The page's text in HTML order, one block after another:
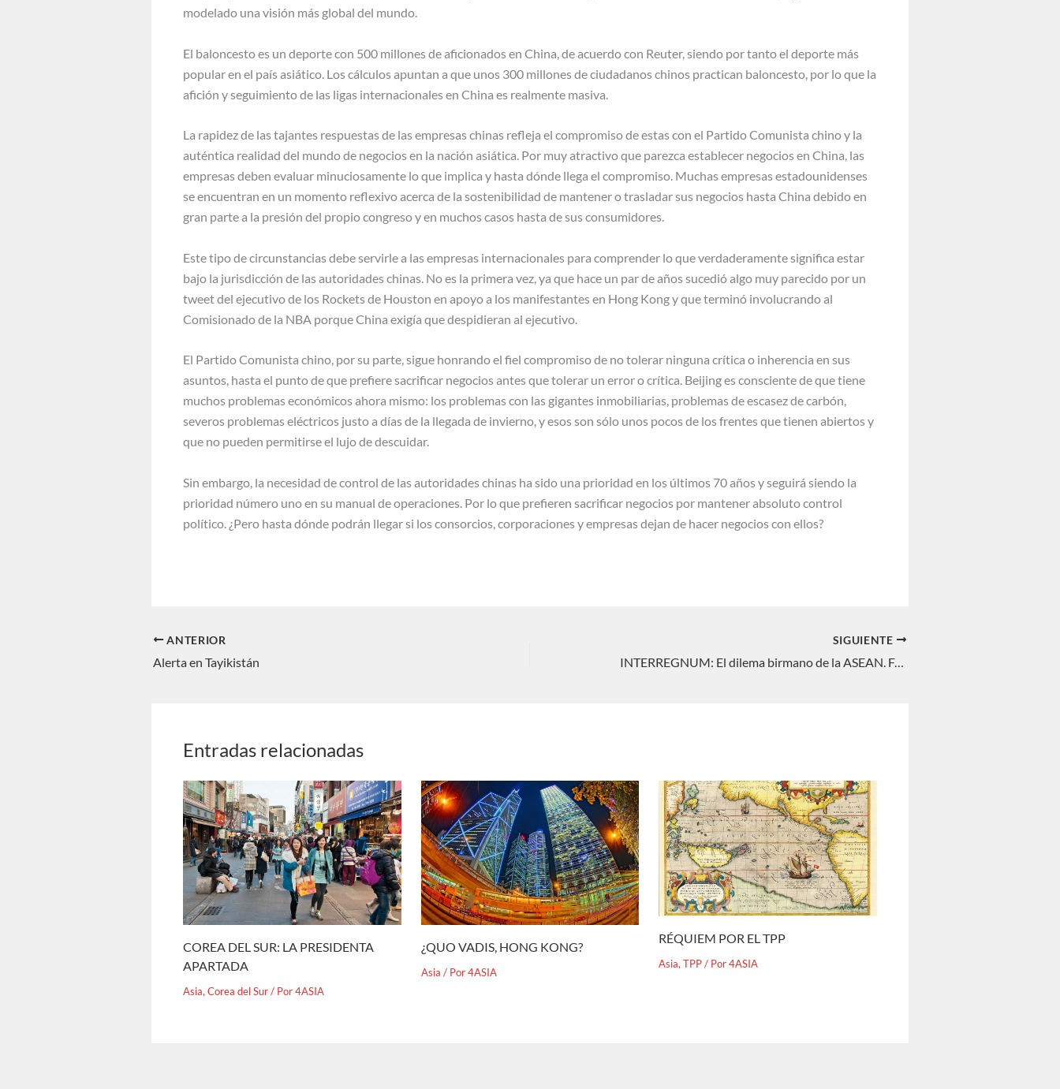
modelado una visión más global del mundo.
El baloncesto es un deporte con 500 millones de aficionados en China, de acuerdo con Reuter, siendo por tanto el deporte más
popular en el país asiático. Los cálculos apuntan a que unos 300 millones de ciudadanos chinos practican baloncesto, por lo que la
afición y seguimiento de las ligas internacionales en China es realmente masiva.
La rapidez de las tajantes respuestas de las empresas chinas refleja el compromiso de estas con el Partido Comunista chino y la
auténtica realidad del mundo de negocios en la nación asiática. Por muy atractivo que parezca establecer negocios en China, las
empresas deben evaluar minuciosamente lo que implica y hasta dónde llega el compromiso. Muchas empresas estadounidenses
se encuentran en un momento reflexivo acerca de la sostenibilidad de mantener o trasladar sus negocios hasta China debido en
gran parte a la presión del propio congreso y en muchos casos hasta de sus consumidores.
Este tipo de circunstancias debe servirle a las empresas internacionales para comprender lo que verdaderamente significa estar
bajo la jurisdicción de las autoridades chinas. No es la primera vez, ya que hace un par de años sucedió algo muy parecido por un
tweet del ejecutivo de los Rockets de Houston en apoyo a los manifestantes en Hong Kong y que terminó involucrando al
Comisionado de la NBA porque China exigía que despidieran al ejecutivo.
El Partido Comunista chino, por su parte, sigue honrando el fiel compromiso de no tolerar ninguna crítica o inherencia en sus
asuntos, hasta el punto de que prefiere sacrificar negocios antes que tolerar un error o crítica. Beijing es consciente de que tiene
muchos problemas económicos ahora mismo: los problemas con las gigantes inmobiliarias, problemas de escasez de carbón,
severos problemas eléctricos justo a días de la llegada de invierno, y esos son sólo unos pocos de los frentes que tienen abiertos y
que no pueden permitirse el lujo de descuidar.
Sin embargo, la necesidad de control de las autoridades chinas ha sido una prioridad en los últimos 70 años y seguirá siendo la
prioridad número uno en su manual de operaciones. Por lo que prefieren sacrificar negocios por mantener absoluto control
político. ¿Pero hasta dónde podrán llegar si los consorcios, corporaciones y empresas dejan de hacer negocios con ellos?
ANTERIOR
Alerta en Tayikistán
SIGUIENTE
INTERREGNUM: El dilema birmano de la ASEAN. Fernando Delage
Entradas relacionadas
COREA DEL SUR: LA PRESIDENTA
APARTADA
Asia, Corea del Sur/ Por4ASIA
¿QUO VADIS, HONG KONG?
Asia / Por4ASIA
RÉQUIEM POR EL TPP
Asia,TPP/ Por4ASIA